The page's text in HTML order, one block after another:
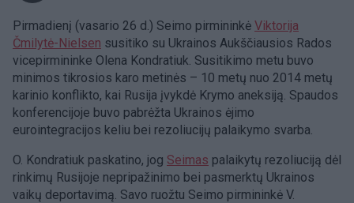
Pirmadienį (vasario 26 d.) Seimo pirmininkė Viktorija
Čmilytė-Nielsen susitiko su Ukrainos Aukščiausios Rados
vicepirmininke Olena Kondratiuk. Susitikimo metu buvo
minimos tikrosios karo metinės – 10 metų nuo 2014 metų
karinio konflikto, kai Rusija įvykdė Krymo aneksiją. Spaudos
konferencijoje buvo pabrėžta Ukrainos ėjimo
eurointegracijos keliu bei rezoliucijų palaikymo svarba.
O. Kondratiuk paskatino, jog Seimas palaikytų rezoliuciją dėl
rinkimų Rusijoje nepripažinimo bei pasmerktų Ukrainos
vaikų deportavimą. Savo ruožtu Seimo pirmininkė V.